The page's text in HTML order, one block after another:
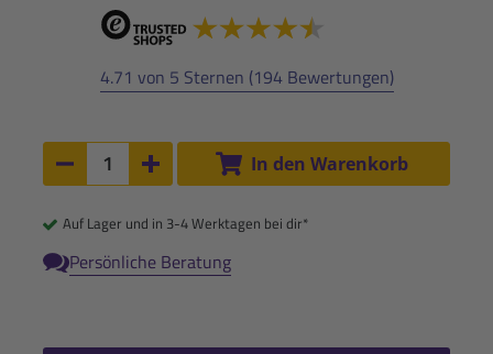
4.71 von 5 Sternen (194 Bewertungen)
Anzahl:
Anzahl um 1 verringern
Anzahl um 1 erhöhen
In den Warenkorb
Auf Lager und in 3-4 Werktagen bei dir*
Persönliche Beratung